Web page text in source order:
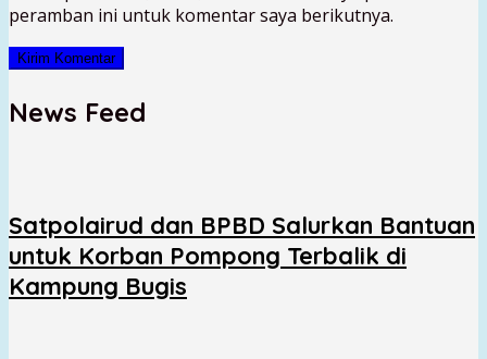
peramban ini untuk komentar saya berikutnya.
News Feed
Satpolairud dan BPBD Salurkan Bantuan
untuk Korban Pompong Terbalik di
Kampung Bugis